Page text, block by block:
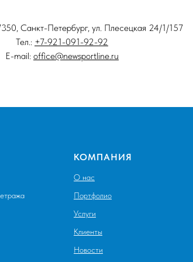
Санкт-Петербург, ул. Плесецкая 24/1/157
Тел.: +7-921-091-92-92
E-mail: office@newsportline.ru
КОМПАНИЯ
О нас
Портфолио
Услуги
Клиенты
Новости